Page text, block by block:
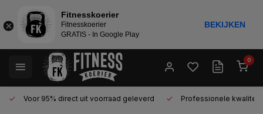
0
Voor 95% direct uit voorraad geleverd Professionele kwaliteit
Fitnesskoerier
Fitnesskoerier
GRATIS - In Google Play
BEKIJKEN